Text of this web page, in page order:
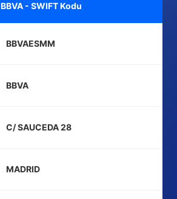
BBVA - SWIFT Kodu
BBVAESMM
BBVA
C/ SAUCEDA 28
MADRID